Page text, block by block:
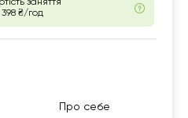
заняття
398 ₴/год
Про себе